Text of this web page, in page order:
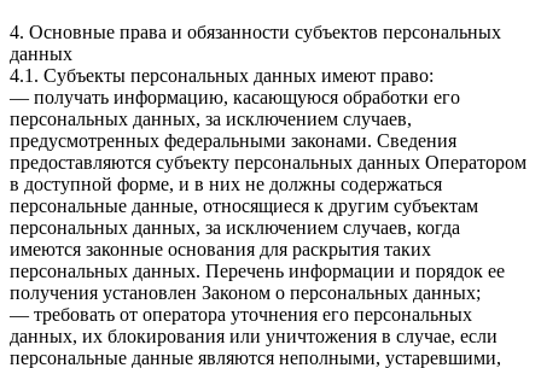
4. Основные права и обязанности субъектов персональных
данных
4.1. Субъекты персональных данных имеют право:
— получать информацию, касающуюся обработки его
персональных данных, за исключением случаев,
предусмотренных федеральными законами. Сведения
предоставляются субъекту персональных данных Оператором
в доступной форме, и в них не должны содержаться
персональные данные, относящиеся к другим субъектам
персональных данных, за исключением случаев, когда
имеются законные основания для раскрытия таких
персональных данных. Перечень информации и порядок ее
получения установлен Законом о персональных данных;
— требовать от оператора уточнения его персональных
данных, их блокирования или уничтожения в случае, если
персональные данные являются неполными, устаревшими,